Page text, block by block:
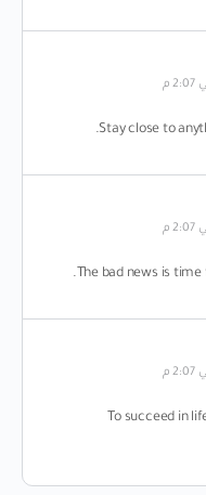
Stay close to
The bad news is
To succeed in